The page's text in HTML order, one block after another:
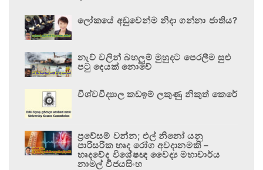
ලෝකයේ අඩුවෙන්ම නිදා ගන්නා ජාතිය?
නැව් වලින් බහලුම් මුහුදට පෙරලීම සුළු
පටු දෙයක් නොවේ
විශ්වවිද්‍යාල කඩඉම් ලකුණු නිකුත් කෙරේ
ප්‍රවේසම් වන්න; එල් නිනෝ යනු
පාරිසරික හෘද රෝග අවදානමකි –
හෘදවේද විශේෂඥ වෛද්‍ය මහාචාර්ය
නාමල් විජයසිංහ